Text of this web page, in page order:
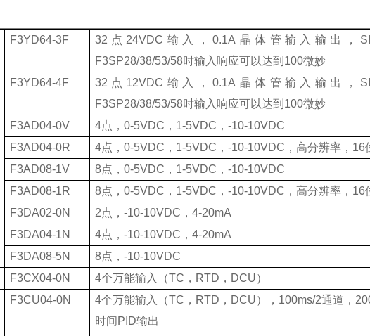
F3YD64-3F 32 点 24VDC 输入，0.1A 晶体管输入输出，
F3SP28/38/53/58时输入响应可以达到 100微妙
F3YD64-4F
32 点 12VDC 输入，0.1A 晶体管输入输出，
F3SP28/38/53/58时输入响应可以达到 100微妙
F3AD04-0V 4点， 0-5VDC ， 1-5VDC ， -10-10VDC
F3AD04-0R
4点， 0-5VDC ， 1-5VDC ， -10-10VDC ，高分辨率， 16
F3AD08-1V
8点， 0-5VDC ， 1-5VDC ， -10-10VDC
F3AD08-1R
8点， 0-5VDC ， 1-5VDC ， -10-10VDC ，高分辨率， 16
F3DA02-0N 2点， -10-10VDC ， 4-20mA
F3DA04-1N
4点， -10-10VDC ， 4-20mA
F3DA08-5N
8点， -10-10VDC
F3CX04-0N 4个万能输入（TC ， RTD ， DCU）
F3CU04-0N 4个万能输入（TC ， RTD ， DCU）， 100ms/2通道，
时间 PID输出